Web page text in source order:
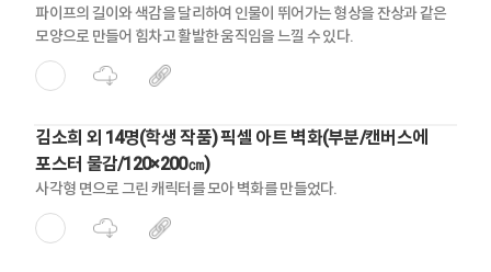
파이프의 길이와 색감을 달리하여 인물이 뛰어가는 형상을 잔상과 같은
모양으로 만들어 힘차고 활발한 움직임을 느낄 수 있다.
김소희 외 14명(학생 작품) 픽셀 아트 벽화(부분/캔버스에
포스터 물감/120×200㎝)
사각형 면으로 그린 캐릭터를 모아 벽화를 만들었다.